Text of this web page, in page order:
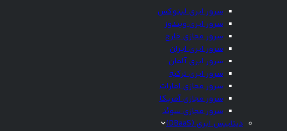
سرور ابری لینوکس
سرور ابری ویندوز
سرور مجازی خارج
سرور ابری ایران
سرور ابری آلمان
سرور ابری ترکیه
سرور مجازی امارات
سرور مجازی آمریکا
سرور مجازی سوئد
دیتابیس ابری (DBaaS)